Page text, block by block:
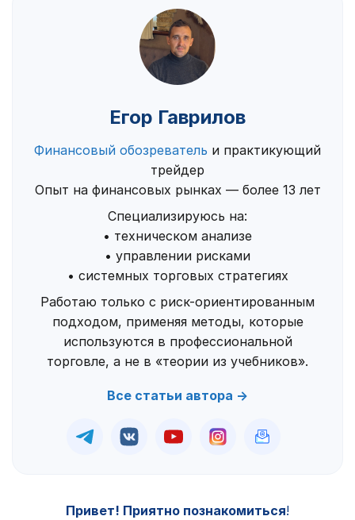
Егор Гаврилов
Финансовый обозреватель и практикующий
трейдер
Опыт на финансовых рынках — более 13 лет
Специализируюсь на:
• техническом анализе
• управлении рисками
• системных торговых стратегиях
Работаю только с риск-ориентированным
подходом, применяя методы, которые
используются в профессиональной
торговле, а не в «теории из учебников».
Все статьи автора →
Привет! Приятно познакомиться!